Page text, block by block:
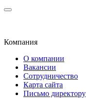
Компания
О компании
Вакансии
Сотрудничество
Карта сайта
Письмо директору